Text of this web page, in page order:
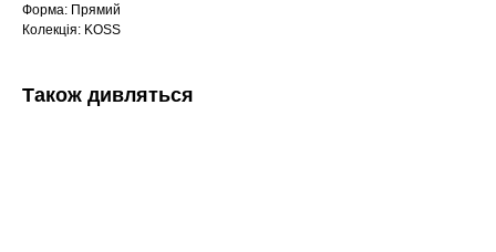
Форма: Прямий
Колекція: KOSS
Також дивляться